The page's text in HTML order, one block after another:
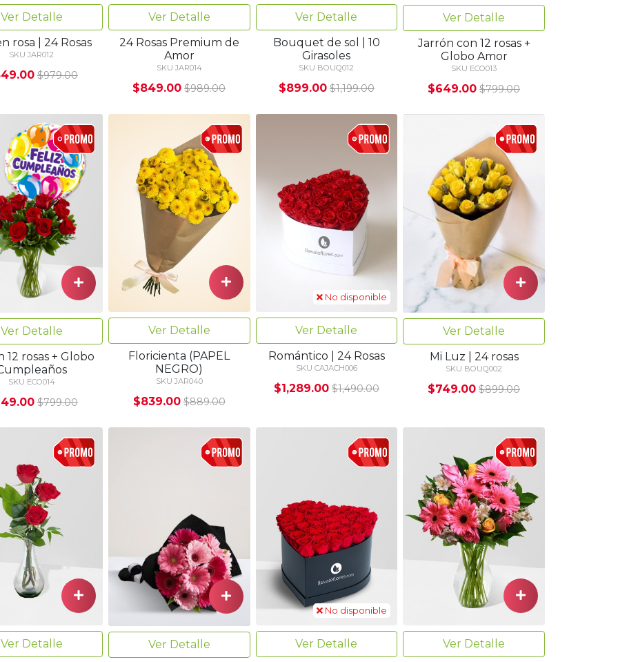
Ver Detalle
rosa | 24 Rosas
SKU JAR012
$979.00
Ver Detalle
24 Rosas Premium de
Amor
SKU JAR014
$849.00 $989.00
Ver Detalle
Bouquet de sol | 10
Girasoles
SKU BOUQ012
$899.00 $1,199.00
Ver Detalle
Jarrón con 12 rosas +
Globo Amor
SKU ECO013
$649.00 $799.00
Ver Detalle
12 rosas + Globo
SKU ECO014
$799.00
Ver Detalle
Floricienta (PAPEL
NEGRO)
SKU JAR040
$839.00 $889.00
No disponible
Ver Detalle
Romántico | 24 Rosas
SKU CAJACH006
$1,289.00 $1,490.00
Ver Detalle
Mi Luz | 24 rosas
SKU BOUQ002
$749.00 $899.00
Ver Detalle
Ver Detalle
No disponible
Ver Detalle
Ver Detalle